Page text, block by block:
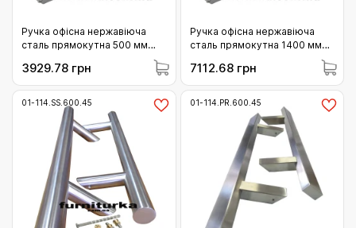
Ручка офісна нержавіюча
сталь прямокутна 500 мм
(Польща) (01-114.PR.300.45)
3929.78 грн
Ручка офісна нержавіюча
сталь прямокутна 1400 мм
(Польща) (01-114.PR.1200.45)
7112.68 грн
01-114.SS.600.45 01-114.PR.600.45